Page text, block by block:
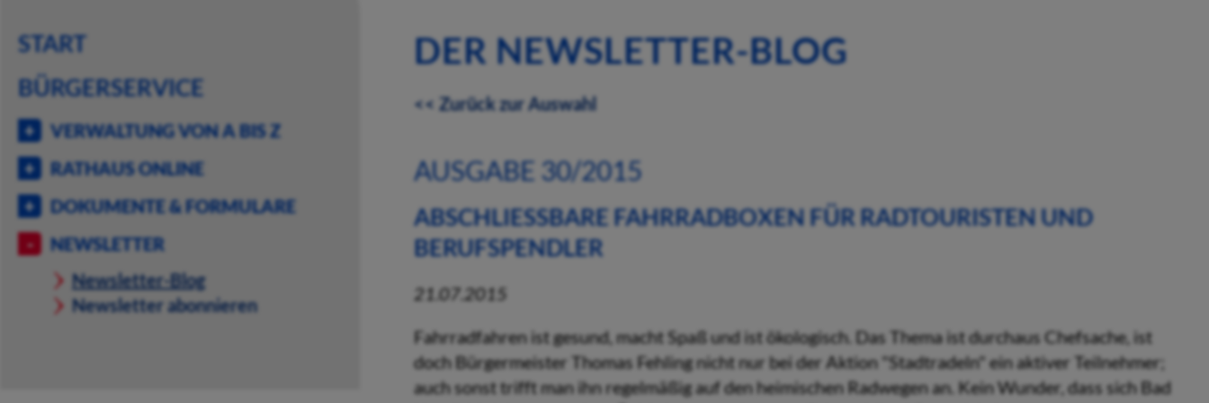
START
BÜRGERSERVICE
VERWALTUNG VON A BIS Z
RATHAUS ONLINE
DOKUMENTE & FORMULARE
NEWSLETTER
Newsletter-Blog
Newsletter abonnieren
DER NEWSLETTER-BLOG
<< Zurück zur Auswahl
AUSGABE 30/2015
ABSCHLIESSBARE FAHRRADBOXEN FÜR RADTOURISTEN UND B
ERUFSPENDLER
21.07.2015
Fahrradfahren ist gesund, macht Spaß und ist ökologisch. Das Thema ist durchaus Chefsache, ist
doch Bürgermeister Thomas Fehling nicht nur bei der Aktion "Stadtradeln" ein aktiver Teilnehmer;
auch sonst trifft man ihn regelmäßig auf den heimischen Radwegen an. Kein Wunder, dass sich Bad